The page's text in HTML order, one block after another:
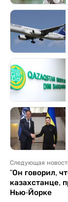
Следующая
"Он говорил,
казахстанце,
Нью-Йорке